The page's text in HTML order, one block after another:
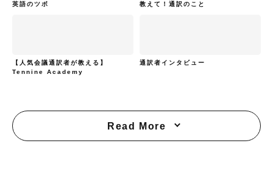
英語のツボ 教えて！通訳のこと
【人気会議通訳者が教える】
Tennine Academy
通訳者インタビュー
Read More